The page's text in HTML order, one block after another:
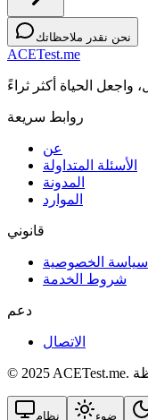
نحن نقدر ملاحظاتك
ACETest.me
روابط سريعة
عن
الأسئلة المتداولة
المدونة
الموارد
قانوني
سياسة الخصوصية
شروط الخدمة
دعم
الاتصال
نظام ضوء